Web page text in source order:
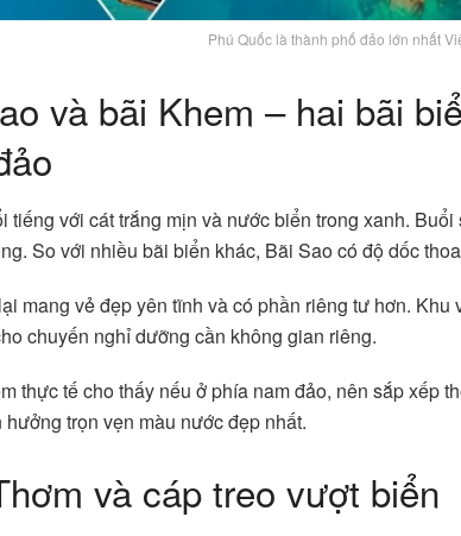
Phú Quốc là thành phố đảo lớn nhất
và bãi Khem – hai bãi
tiếng với cát trắng mịn và nước biển trong xanh.
So với nhiều bãi biển khác, Bãi Sao có độ dốc
mang vẻ đẹp yên tĩnh và có phần riêng tư hơn. Khu
chuyến nghỉ dưỡng cần không gian riêng.
thực tế cho thấy nếu ở phía nam đảo, nên sắp xếp
hưởng trọn vẹn màu nước đẹp nhất.
và cáp treo vượt biển